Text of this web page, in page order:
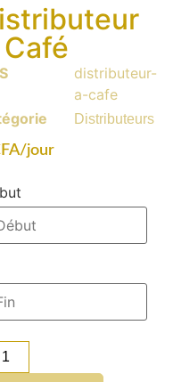
distributeur-
a-cafe
Distributeurs
/jour